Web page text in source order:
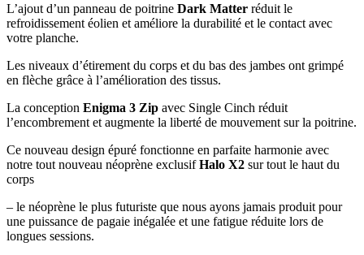
L’ajout d’un panneau de poitrine Dark Matter réduit le
refroidissement éolien et améliore la durabilité et le contact avec
votre planche.
Les niveaux d’étirement du corps et du bas des jambes ont grimpé
en flèche grâce à l’amélioration des tissus.
La conception Enigma 3 Zip avec Single Cinch réduit
l’encombrement et augmente la liberté de mouvement sur la poitrine.
Ce nouveau design épuré fonctionne en parfaite harmonie avec
notre tout nouveau néoprène exclusifHalo X2 sur tout le haut du
corps
– le néoprène le plus futuriste que nous ayons jamais produit pour
une puissance de pagaie inégalée et une fatigue réduite lors de
longues sessions.